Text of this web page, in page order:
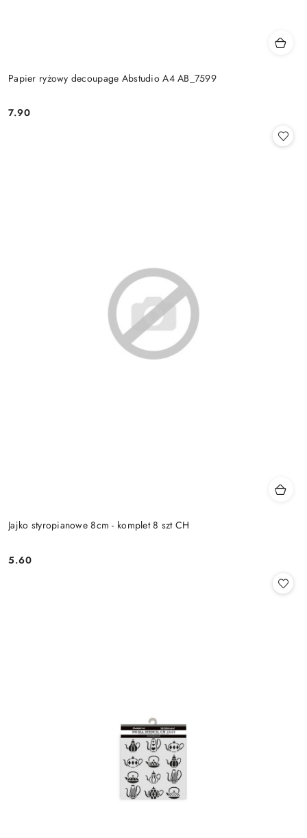
Papier ryżowy decoupage Abstudio A4 AB_7599
Cena:
7.90
Jajko styropianowe 8cm - komplet 8 szt CH
Cena:
5.60